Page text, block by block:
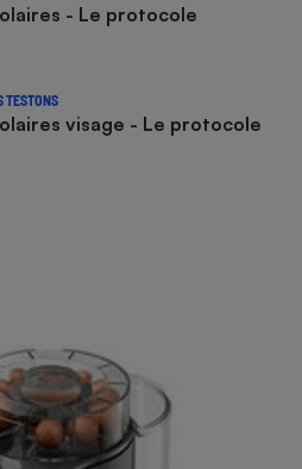
- Le protocole
TESTONS
visage - Le protocole